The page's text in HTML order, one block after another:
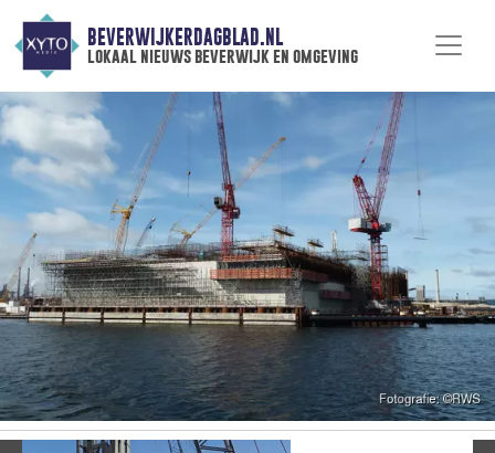
BEVERWIJKERDAGBLAD.NL
lokaal nieuws beverwijk en omgeving